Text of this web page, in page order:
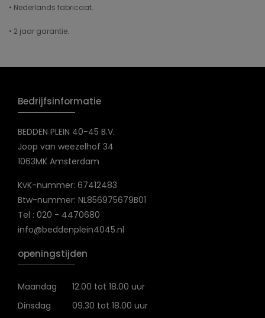
• Nederlands fabricaat.
• 2 jaar garantie.
Bedrijfsinformatie
BEDDEN PLEIN 40-45 B.V.
Joop van weezelhof 34
1063MK Amsterdam
KvK-nummer: 67412483
Btw-nummer: NL856975679B01
Tel : 020 - 4470680
info@beddenplein4045.nl
openingstijden
Maandag
12.00 tot 18.00 uur
Dinsdag
09.30 tot 18.00 uur